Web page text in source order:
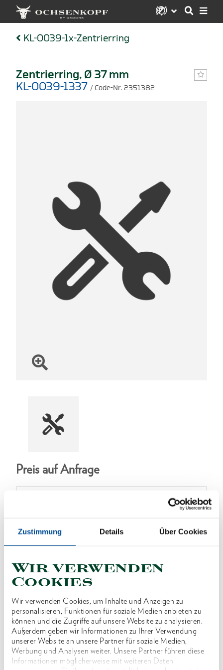
Zustimmung Details Über Cookies
Wir verwenden
Cookies
Wir verwenden Cookies, um Inhalte und Anzeigen zu
personalisieren, Funktionen für soziale Medien anbieten zu
können und die Zugriffe auf unsere Website zu analysieren.
Außerdem geben wir Informationen zu Ihrer Verwendung
unserer Website an unsere Partner für soziale Medien,
Werbung und Analysen weiter. Unsere Partner führen diese
Informationen möglicherweise mit weiteren Daten
KL-0039-1x-Zentrierring
Zentrierring, Ø 37 mm
KL-0039-1337 / Code-Nr. 2351382
Preis auf Anfrage
ONLINE KAUFEN
HÄNDLER FINDEN
Produktlinie EAN4046459062349
Produktbeschreibung
Im Lieferumfang von KL-0039-814 E enthalten.